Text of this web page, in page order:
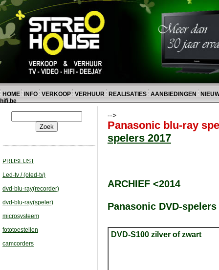
HOME INFO VERKOOP VERHUUR REALISATIES AANBIEDINGEN
hifi.be
PRIJSLIJST
Led-tv / (oled-tv)
dvd-blu-ray(recorder)
dvd-blu-ray(speler)
microsysteem
fototoestellen
camcorders
-->
Panasonic blu-ray
spelers 2017
ARCHIEF <2014
Panasonic DVD-
DVD-S100 zilver of zwart